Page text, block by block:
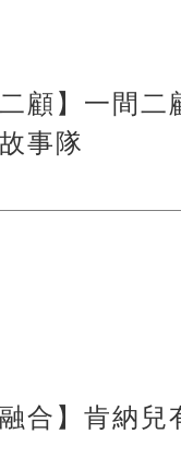
顧】一間二
事隊
合】肯納兒